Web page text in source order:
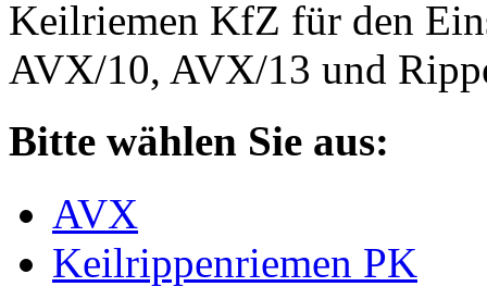
Keilriemen KfZ für den
AVX/10, AVX/13 und
Bitte wählen Sie aus:
AVX
Keilrippenriemen PK